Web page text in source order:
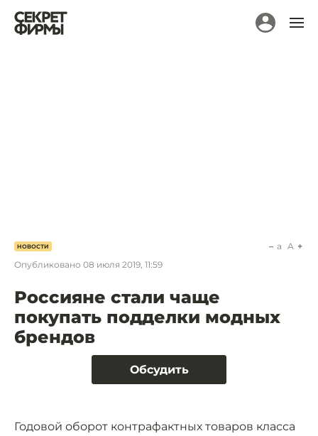
НОВОСТИ
Опубликовано 08 июля 2019, 11:59
a A
Россияне стали чаще
покупать подделки модных
брендов
Обсудить
Годовой оборот контрафактных товаров класса